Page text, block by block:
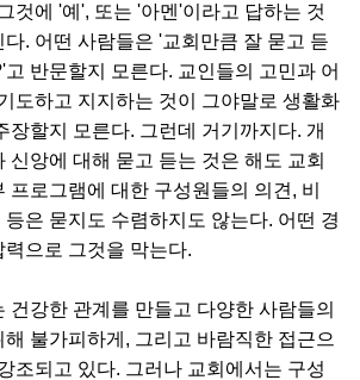
것에 '예', 또는 '아멘'이라고 답하는 것
. 어떤 사람들은 '교회만큼 잘 묻고 듣
반문할지 모른다. 교인들의 고민과 어
도하고 지지하는 것이 그야말로 생활화
장할지 모른다. 그런데 거기까지다. 개
신앙에 대해 묻고 듣는 것은 해도 교회
프로그램에 대한 구성원들의 의견, 비
등은 묻지도 수렴하지도 않는다. 어떤 경
으로 그것을 막는다.
건강한 관계를 만들고 다양한 사람들의
불가피하게, 그리고 바람직한 접근으
조되고 있다. 그러나 교회에서는 구성